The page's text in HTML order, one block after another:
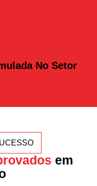
No Setor
em